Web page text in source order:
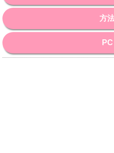
方
PC